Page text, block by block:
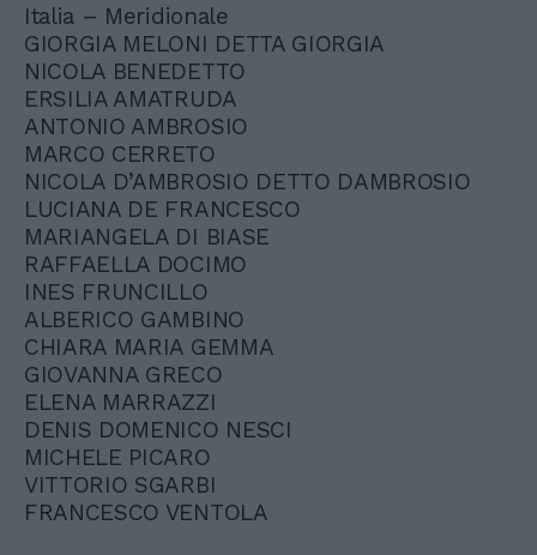
Italia – Meridionale
GIORGIA MELONI DETTA GIORGIA
NICOLA BENEDETTO
ERSILIA AMATRUDA
ANTONIO AMBROSIO
MARCO CERRETO
NICOLA D’AMBROSIO DETTO DAMBROSIO
LUCIANA DE FRANCESCO
MARIANGELA DI BIASE
RAFFAELLA DOCIMO
INES FRUNCILLO
ALBERICO GAMBINO
CHIARA MARIA GEMMA
GIOVANNA GRECO
ELENA MARRAZZI
DENIS DOMENICO NESCI
MICHELE PICARO
VITTORIO SGARBI
FRANCESCO VENTOLA